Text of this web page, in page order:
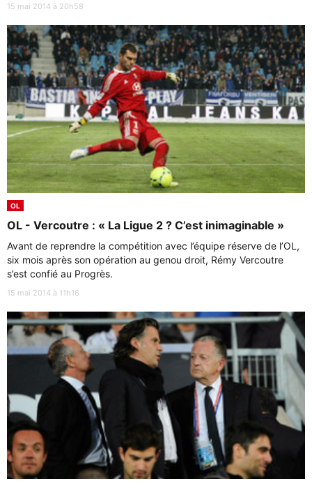
15 mai 2014 à 20h58
OL
OL - Vercoutre : « La Ligue 2 ? C’est inimaginable »
Avant de reprendre la compétition avec l’équipe réserve de l’OL,
six mois après son opération au genou droit, Rémy Vercoutre
s’est confié au Progrès.
15 mai 2014 à 11h16